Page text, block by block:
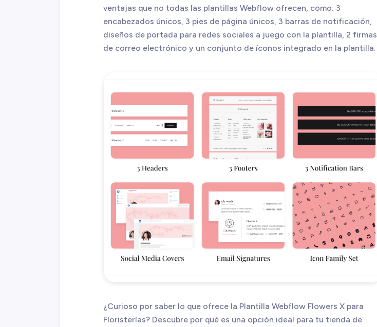
ventajas que no todas las plantillas Webflow ofrecen, como: 3
encabezados únicos, 3 pies de página únicos, 3 barras de notificación,
diseños de portada para redes sociales a juego con la plantilla, 2 firmas
de correo electrónico y un conjunto de íconos integrado en la plantilla.
¿Curioso por saber lo que ofrece la Plantilla Webflow Flowers X para
Floristerías? Descubre por qué es una opción ideal para tu tienda de